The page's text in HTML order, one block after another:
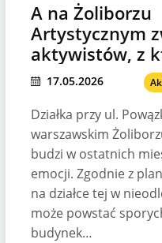
A na Żoliborzu
Artystycznym
aktywistów, z
ucieszy się…
17.05.2026
Działka przy ul.
warszawskim
budzi w ostatnich
emocji. Zgodnie z
na działce tej w
może powstać
budynek…